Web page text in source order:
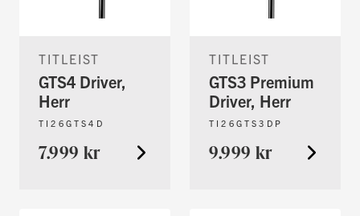
TITLEIST
GTS4 Driver,
Herr
TI26GTS4D
7.999 kr
TITLEIST
GTS3 Premium
Driver, Herr
TI26GTS3DP
9.999 kr